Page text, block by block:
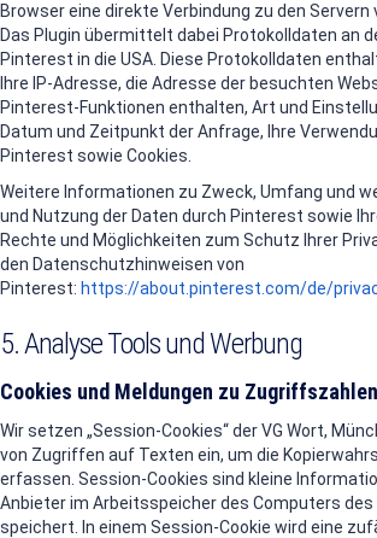
Browser eine direkte Verbindung zu den Servern
Das Plugin übermittelt dabei Protokolldaten an
Pinterest in die USA. Diese Protokolldaten
Ihre IP-Adresse, die Adresse der besuchten
Pinterest-Funktionen enthalten, Art und
Datum und Zeitpunkt der Anfrage, Ihre
Pinterest sowie Cookies.
Weitere Informationen zu Zweck, Umfang und
und Nutzung der Daten durch Pinterest sowie
Rechte und Möglichkeiten zum Schutz Ihrer
den Datenschutzhinweisen von
Pinterest: https://about.pinterest.com/de/
5. Analyse Tools und Werbung
Cookies und Meldungen zu Zugriffszahlen
Wir setzen „Session-Cookies“ der VG Wort,
von Zugriffen auf Texten ein, um die
erfassen. Session-Cookies sind kleine
Anbieter im Arbeitsspeicher des Computers
speichert. In einem Session-Cookie wird eine